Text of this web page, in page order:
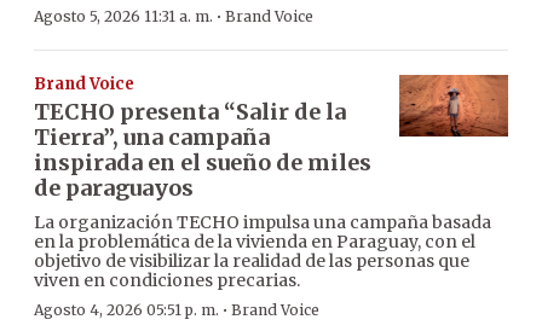
Agosto 5, 2026 11:31 a. m. · Brand Voice
Brand Voice
TECHO presenta “Salir de la
Tierra”, una campaña
inspirada en el sueño de miles
de paraguayos
La organización TECHO impulsa una campaña basada
en la problemática de la vivienda en Paraguay, con el
objetivo de visibilizar la realidad de las personas que
viven en condiciones precarias.
Agosto 4, 2026 05:51 p. m. · Brand Voice